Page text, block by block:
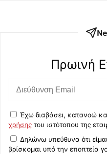
Πρωινή
Έχω διαβάσει, κατανοώ
χρήσης του ιστότοπου της
Δηλώνω υπεύθυνα ότι
βρίσκομαι υπό την εποπτεία